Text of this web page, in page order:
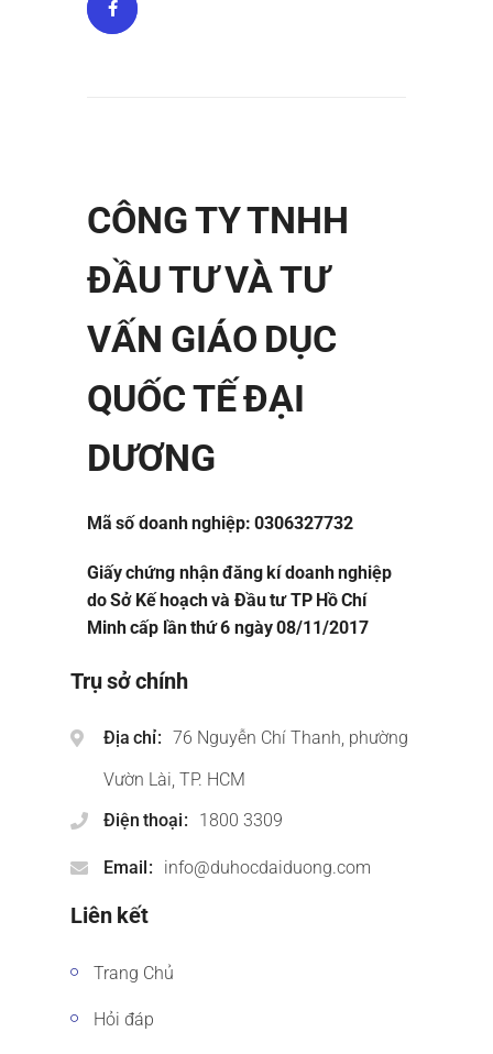
CÔNG TY TNHH
ĐẦU TƯ VÀ TƯ
VẤN GIÁO DỤC
QUỐC TẾ ĐẠI
DƯƠNG
Mã số doanh nghiệp: 0306327732
Giấy chứng nhận đăng kí doanh nghiệp
do Sở Kế hoạch và Đầu tư TP Hồ Chí
Minh cấp lần thứ 6 ngày 08/11/2017
Trụ sở chính
Địa chỉ
76 Nguyễn Chí Thanh, phường
Vườn Lài, TP. HCM
Điện thoại
1800 3309
Email info@duhocdaiduong.com
Liên kết
Trang Chủ
Hỏi đáp